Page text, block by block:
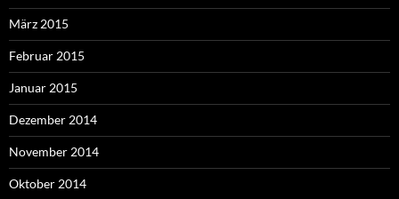
März 2015
Februar 2015
Januar 2015
Dezember 2014
November 2014
Oktober 2014